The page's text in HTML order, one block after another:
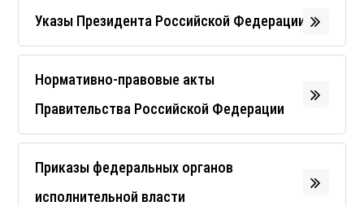
Указы Президента Российской Федерации
Нормативно-правовые акты
Правительства Российской Федерации
Приказы федеральных органов
исполнительной власти